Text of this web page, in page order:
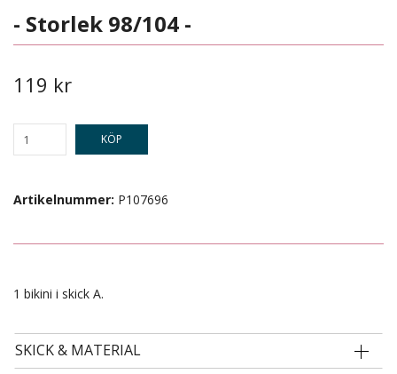
- Storlek 98/104 -
119 kr
KÖP
Artikelnummer: P107696
1 bikini i skick A.
SKICK & MATERIAL